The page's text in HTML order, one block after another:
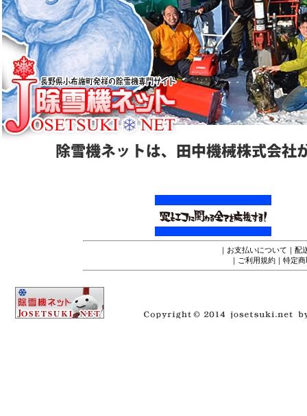
｜ お支払いについて ｜ 配
｜ ご利用規約 ｜ 特定